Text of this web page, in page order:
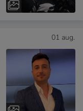
01 aug.